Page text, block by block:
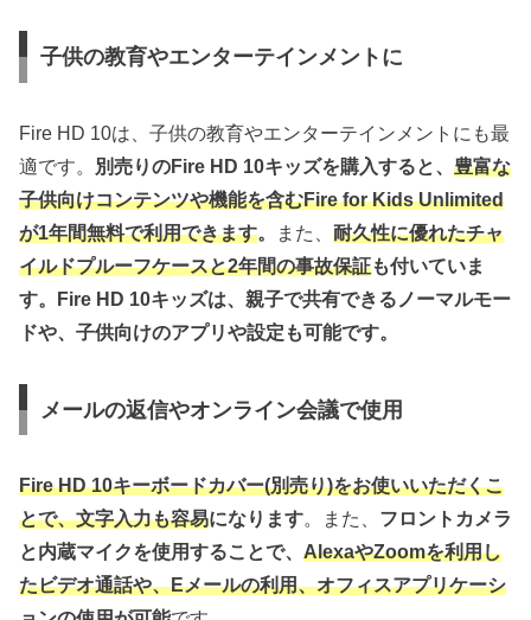
子供の教育やエンターテインメントに
Fire HD 10は、子供の教育やエンターテインメントにも最
適です。
別売りのFire HD 10キッズを購入すると、 豊富な
子供向けコンテンツや機能を含むFire for Kids Unlimited
が1年間無料で利用できます。 また、 耐久性に優れたチャ
イルドプルーフケースと2年間の事故保証も付いていま
す。Fire HD 10キッズは、親子で共有できるノーマルモー
ドや、子供向けのアプリや設定も可能です。
メールの返信やオンライン会議で使用
Fire HD 10キーボードカバー(別売り)をお使いいただくこ
とで、文字入力も容易になります。また、 フロントカメラ
と内蔵マイクを使用することで、 AlexaやZoomを利用し
たビデオ通話や、Eメールの利用、オフィスアプリケーシ